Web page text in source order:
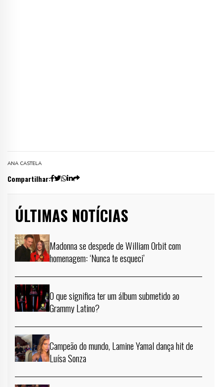
ANA CASTELA
Compartilhar:
ÚLTIMAS NOTÍCIAS
Madonna se despede de William Orbit com
homenagem: ‘Nunca te esqueci’
O que significa ter um álbum submetido ao
Grammy Latino?
Campeão do mundo, Lamine Yamal dança hit de
Luísa Sonza